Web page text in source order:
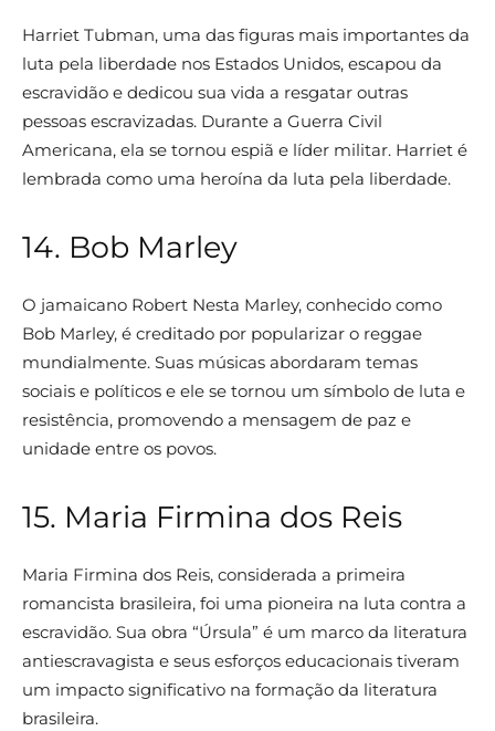
Harriet Tubman, uma das figuras mais importantes da
luta pela liberdade nos Estados Unidos, escapou da
escravidão e dedicou sua vida a resgatar outras
pessoas escravizadas. Durante a Guerra Civil
Americana, ela se tornou espiã e líder militar. Harriet é
lembrada como uma heroína da luta pela liberdade.
14. Bob Marley
O jamaicano Robert Nesta Marley, conhecido como
Bob Marley, é creditado por popularizar o reggae
mundialmente. Suas músicas abordaram temas
sociais e políticos e ele se tornou um símbolo de luta e
resistência, promovendo a mensagem de paz e
unidade entre os povos.
15. Maria Firmina dos Reis
Maria Firmina dos Reis, considerada a primeira
romancista brasileira, foi uma pioneira na luta contra a
escravidão. Sua obra “Úrsula” é um marco da literatura
antiescravagista e seus esforços educacionais tiveram
um impacto significativo na formação da literatura
brasileira.